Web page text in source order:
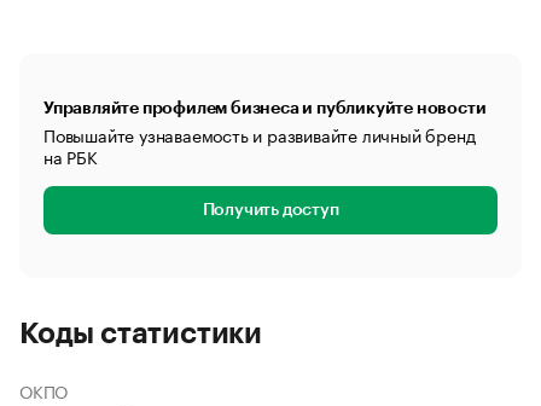
Управляйте профилем бизнеса и публикуйте новости
Повышайте узнаваемость и развивайте личный бренд
на РБК
Получить доступ
Коды статистики
ОКПО